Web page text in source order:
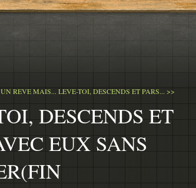
REVE MAIS... LEVE-TOI, DESCENDS ET PARS... >>
DESCENDS ET
EUX SANS